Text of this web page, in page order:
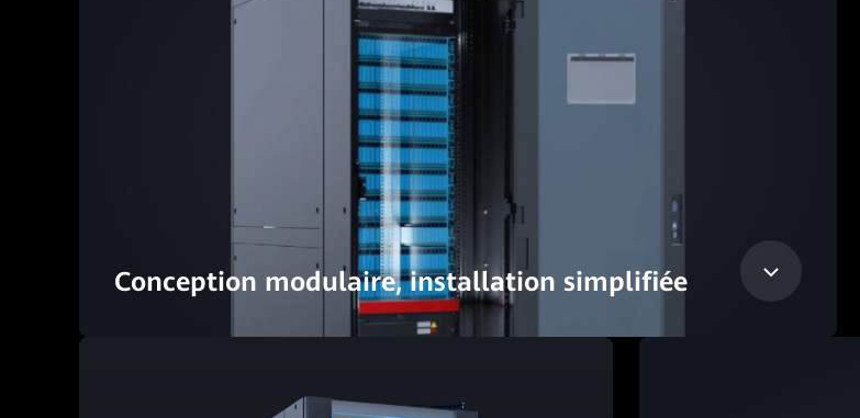
Conception modulaire, installation simplifiée